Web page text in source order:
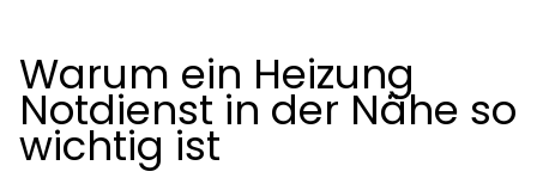
Warum ein Heizung
Notdienst in der Nähe so
wichtig ist